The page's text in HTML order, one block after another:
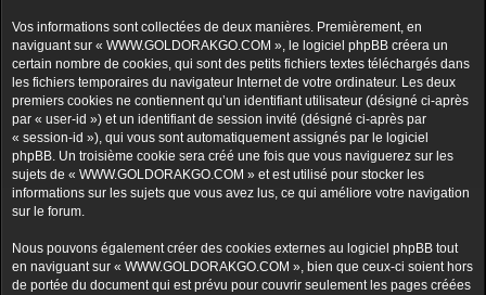
r
Vos informations sont collectées de deux manières. Premièrement, en
naviguant sur « WWW.GOLDORAKGO.COM », le logiciel phpBB créera un
certain nombre de cookies, qui sont des petits fichiers textes téléchargés dans
les fichiers temporaires du navigateur Internet de votre ordinateur. Les deux
premiers cookies ne contiennent qu’un identifiant utilisateur (désigné ci-après
par « user-id ») et un identifiant de session invité (désigné ci-après par
« session-id »), qui vous sont automatiquement assignés par le logiciel
phpBB. Un troisième cookie sera créé une fois que vous naviguerez sur les
sujets de « WWW.GOLDORAKGO.COM » et est utilisé pour stocker les
informations sur les sujets que vous avez lus, ce qui améliore votre navigation
sur le forum.
Nous pouvons également créer des cookies externes au logiciel phpBB tout
en naviguant sur « WWW.GOLDORAKGO.COM », bien que ceux-ci soient hors
de portée du document qui est prévu pour couvrir seulement les pages créées